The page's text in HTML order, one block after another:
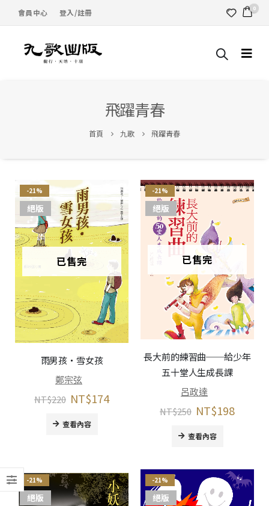
會員中心 登入/註冊 0
飛躍青春
首頁 九歌 飛躍青春
-21%
已售完
絕版
雨男孩‧雪女孩
鄭宗弦
NT$220 NT$174
查看內容
-21%
已售完
絕版
長大前的練習曲──給少年
五十堂人生成長課
呂政達
NT$250 NT$198
查看內容
-21%
絕版
-21%
絕版